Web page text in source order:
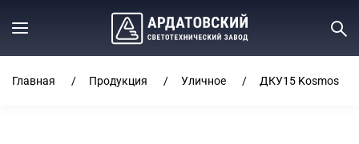
Главная Продукция Уличное ДКУ15 Kosmos